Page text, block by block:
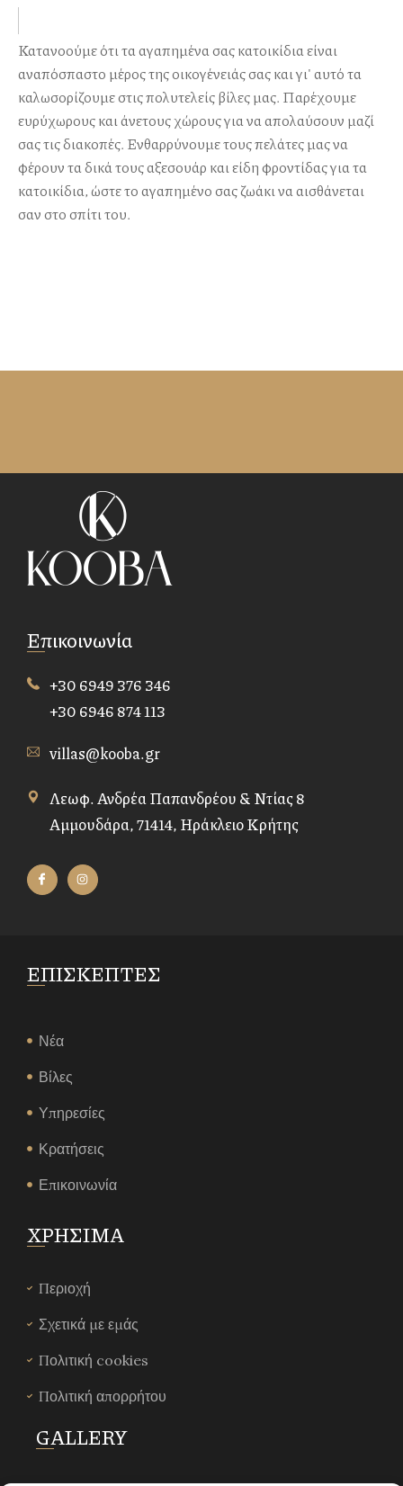
Κατανοούμε ότι τα αγαπημένα σας κατοικίδια είναι
αναπόσπαστο μέρος της οικογένειάς σας και γι' αυτό τα
καλωσορίζουμε στις πολυτελείς βίλες μας. Παρέχουμε
ευρύχωρους και άνετους χώρους για να απολαύσουν μαζί
σας τις διακοπές. Ενθαρρύνουμε τους πελάτες μας να
φέρουν τα δικά τους αξεσουάρ και είδη φροντίδας για τα
κατοικίδια, ώστε το αγαπημένο σας ζωάκι να αισθάνεται
σαν στο σπίτι του.
Επικοινωνία
+30 6949 376 346
+30 6946 874 113
villas@kooba.gr
Λεωφ. Ανδρέα Παπανδρέου & Ντίας 8
Αμμουδάρα, 71414, Ηράκλειο Κρήτης
ΕΠΙΣΚΕΠΤΕΣ
Νέα
Βίλες
Υπηρεσίες
Κρατήσεις
Επικοινωνία
ΧΡΗΣΙΜΑ
Περιοχή
Σχετικά με εμάς
Πολιτική cookies
Πολιτική απορρήτου
GALLERY